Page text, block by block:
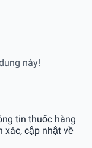
này!
tin thuốc hàng
xác, cập nhật về